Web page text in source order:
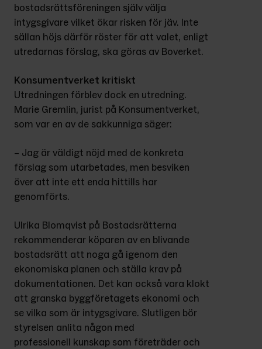
bostadsrättsföreningen själv välja
intygsgivare vilket ökar risken för jäv. Inte
sällan höjs därför röster för att valet, enligt
utredarnas förslag, ska göras av Boverket.
Konsumentverket kritiskt
Utredningen förblev dock en utredning.
Marie Gremlin, jurist på Konsumentverket,
som var en av de sakkunniga säger:
– Jag är väldigt nöjd med de konkreta
förslag som utarbetades, men besviken
över att inte ett enda hittills har
genomförts.
Ulrika Blomqvist på Bostadsrätterna
rekommenderar köparen av en blivande
bostadsrätt att noga gå igenom den
ekonomiska planen och ställa krav på
dokumentationen. Det kan också vara klokt
att granska byggföretagets ekonomi och
se vilka som är intygsgivare. Slutligen bör
styrelsen anlita någon med
professionell kunskap som företräder och